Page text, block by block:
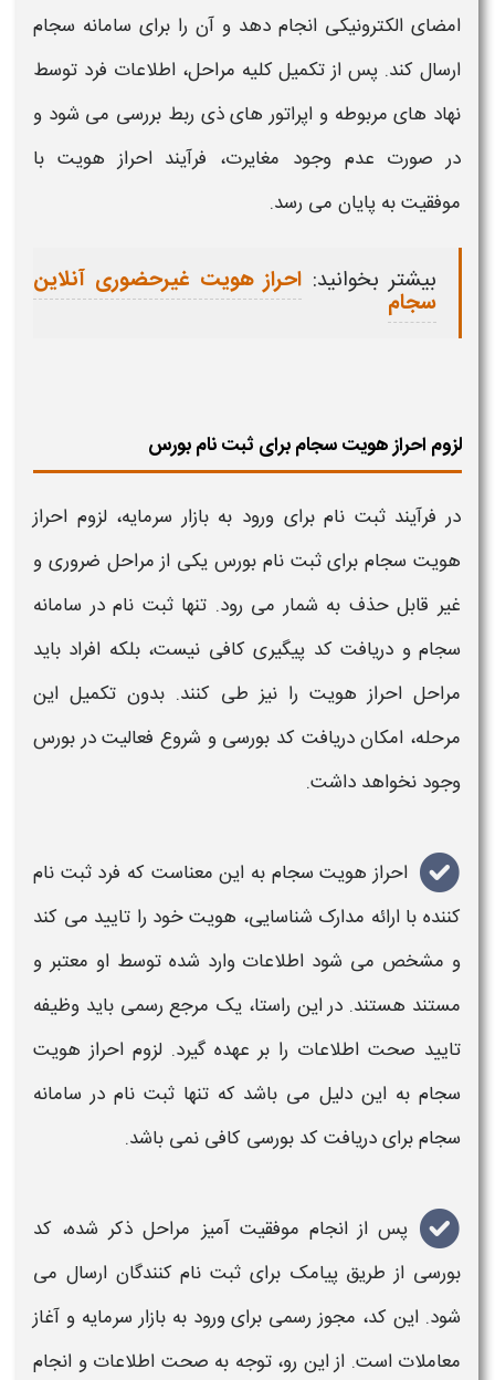
امضای الکترونیکی انجام دهد و آن را برای سامانه سجام
ارسال کند. پس از تکمیل کلیه مراحل، اطلاعات فرد توسط
نهاد های مربوطه و اپراتور های ذی ربط بررسی می شود و
در صورت عدم وجود مغایرت، فرآیند احراز هویت با
موفقیت به پایان می رسد.
بیشتر بخوانید: احراز هویت غیرحضوری آنلاین
سجام
لزوم احراز هویت سجام برای ثبت نام بورس
در فرآیند ثبت نام برای ورود به بازار سرمایه، لزوم احراز
هویت سجام برای ثبت نام بورس یکی از مراحل ضروری و
غیر قابل حذف به شمار می رود. تنها ثبت نام در سامانه
سجامو دریافت کد پیگیری کافی نیست، بلکه افراد باید
مراحلاحراز هویترا نیز طی کنند. بدون تکمیل این
مرحله، امکان دریافت کد بورسی و شروع فعالیت در بورس
وجود نخواهد داشت.
احراز هویت سجام به این معناست که فرد ثبت نام
کننده با ارائه مدارک شناسایی، هویتخود را تایید می کند
و مشخص می شود اطلاعات وارد شده توسط او معتبر و
مستند هستند. در این راستا، یک مرجع رسمی باید وظیفه
تایید صحت اطلاعات را بر عهده گیرد. لزوم احراز هویت
سجام به این دلیل می باشد که تنها ثبت نام در سامانه
سجامبرای دریافت کد بورسی کافی نمی باشد.
پس از انجام موفقیت آمیز مراحل ذکر شده، کد
بورسی از طریق پیامک برای ثبت نام کنندگان ارسال می
شود. این کد، مجوز رسمی برای ورود به بازار سرمایه و آغاز
معاملات است. از این رو، توجه به صحت اطلاعات و انجام